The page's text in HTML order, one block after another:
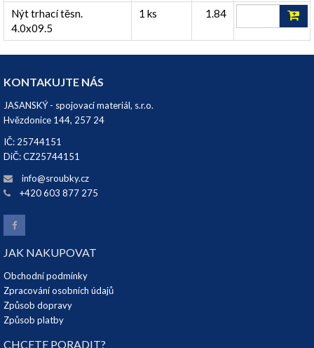
Nýt trhací těsn.
4.0x09.5
1 ks 1.84
KONTAKUJTE NÁS
JASANSKÝ - spojovací materiál, s.r.o.
Hvězdonice 144, 257 24
IČ: 25744151
DiČ: CZ25744151
info@sroubky.cz
+420 603 877 275
JAK NAKUPOVAT
Obchodní podmínky
Zpracování osobních údajů
Způsob dopravy
Způsob platby
CHCETE PORADIT?